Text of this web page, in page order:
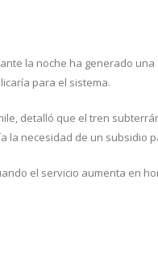
la noche ha generado
para el sistema.
detalló que el tren
necesidad de un subsidio
el servicio aumenta en